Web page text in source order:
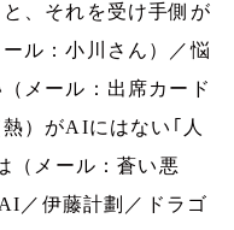
、それを受け手側が
ル：小川さん）／悩
メール：出席カード
）がAIにはない｢人
（メール：蒼い悪
AI ／伊藤計劃／ドラゴ